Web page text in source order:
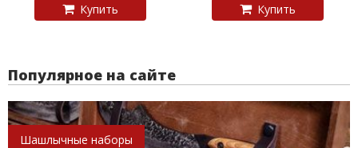
Купить Купить
Популярное на сайте
Шашлычные наборы